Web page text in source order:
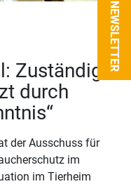
NEWSLETTER
Zuständiger
durch
der Ausschuss für
im
im Tierheim